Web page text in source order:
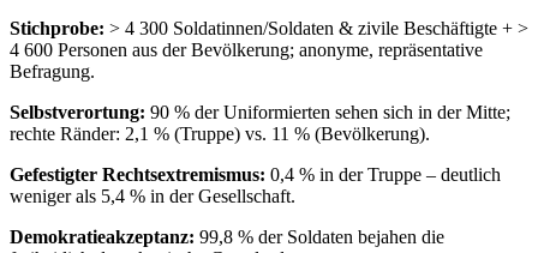
Stichprobe: > 4 300 Soldatinnen/Soldaten & zivile Beschäftigte + >
4 600 Personen aus der Bevölkerung; anonyme, repräsentative
Befragung.
Selbstverortung: 90 % der Uniformierten sehen sich in der Mitte;
rechte Ränder: 2,1 % (Truppe) vs. 11 % (Bevölkerung).
Gefestigter Rechtsextremismus: 0,4 % in der Truppe – deutlich
weniger als 5,4 % in der Gesellschaft.
Demokratieakzeptanz: 99,8 % der Soldaten bejahen die